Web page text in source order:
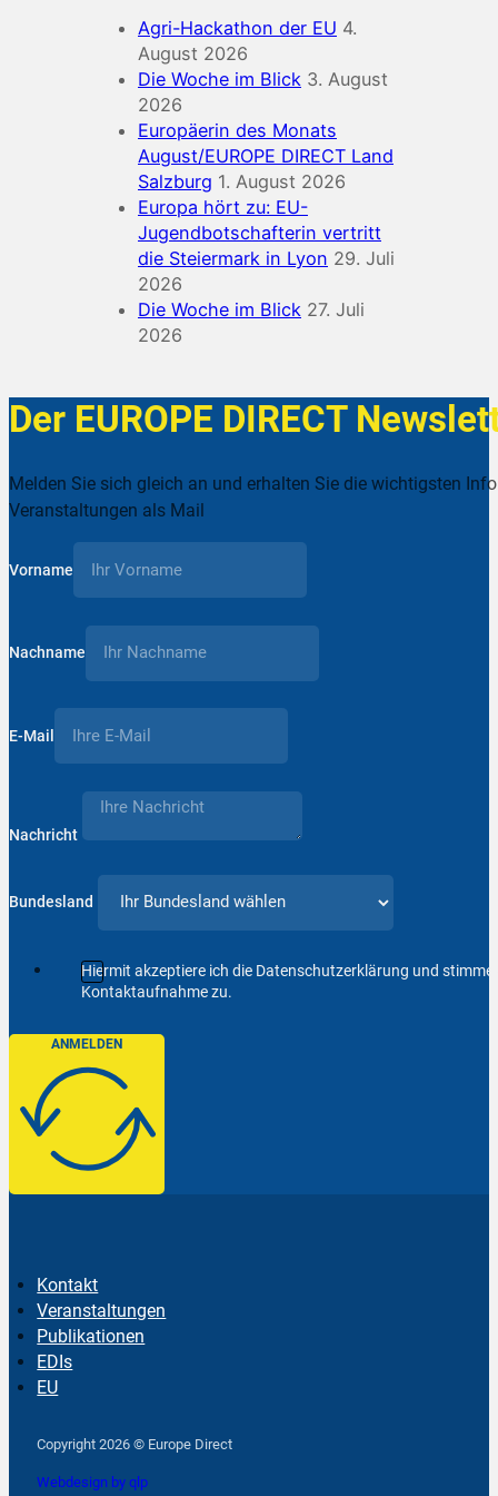
Agri-Hackathon der EU 4.
August 2026
Die Woche im Blick 3. August
2026
Europäerin des Monats
August/EUROPE DIRECT Land
Salzburg 1. August 2026
Europa hört zu: EU-
Jugendbotschafterin vertritt
die Steiermark in Lyon 29. Juli
2026
Die Woche im Blick 27. Juli
2026
Der EUROPE DIRECT
Melden Sie sich gleich an und erhalten Sie die wichtigsten
Veranstaltungen als Mail
Vorname
Nachname
E-Mail
Nachricht
Bundesland
Hiermit akzeptiere ich die Datenschutzerklärung und
Kontaktaufnahme zu.
ANMELDEN
Kontakt
Veranstaltungen
Publikationen
EDIs
EU
Copyright 2026 © Europe Direct
Webdesign by qlp